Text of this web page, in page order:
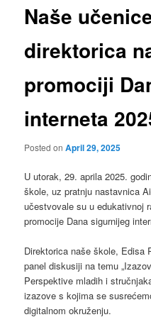
Naše
direktorica
promociji
interneta
Posted onApril 29, 2025
U utorak, 29. aprila 2025.
škole, uz pratnju nastavnica
učestvovale su u edukativnoj
promocije Dana sigurnijeg
Direktorica naše škole, Edisa
panel diskusiji na temu
Perspektive mladih i
izazove s kojima se
digitalnom okruženju.